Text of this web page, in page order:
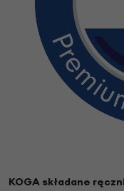
KOGA składane